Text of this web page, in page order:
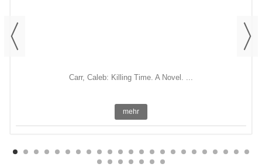
Carr, Caleb: Killing Time. A Novel. ...
mehr